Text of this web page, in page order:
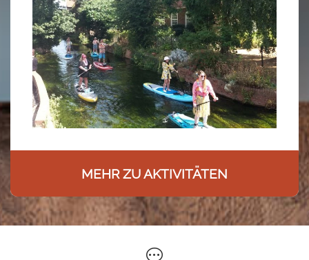
MEHR ZU AKTIVITÄTEN